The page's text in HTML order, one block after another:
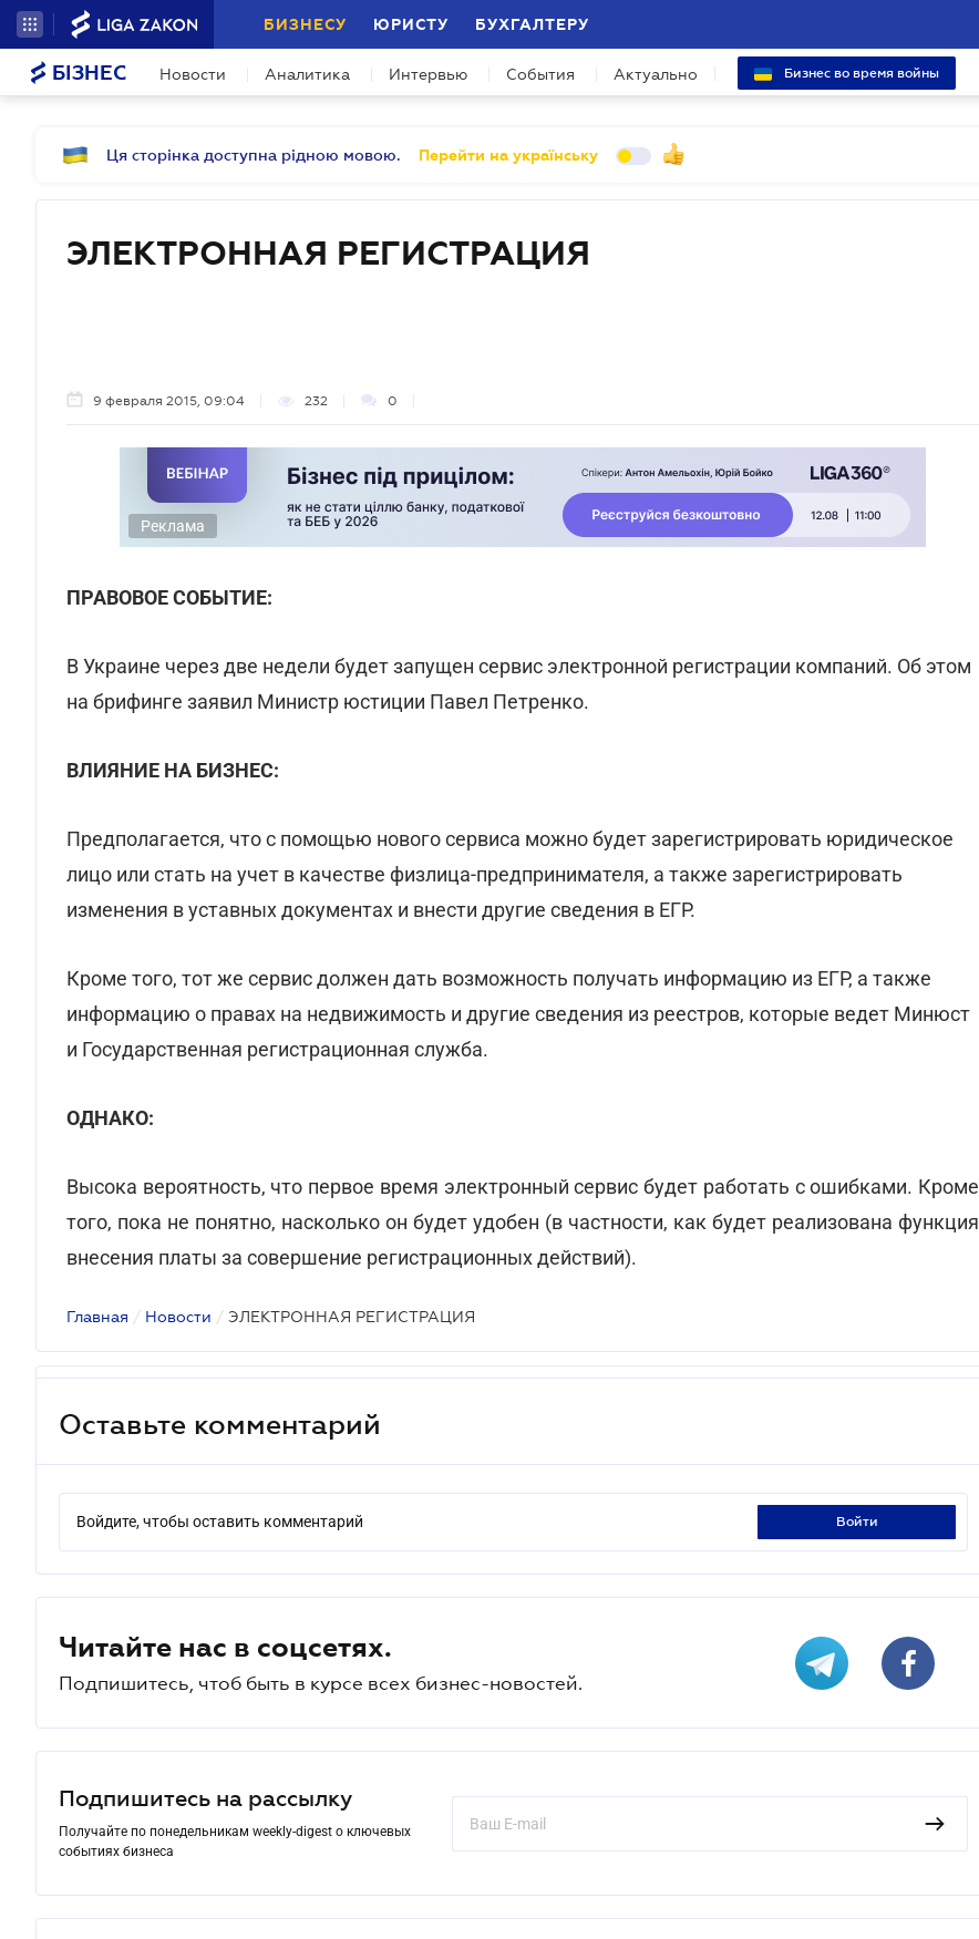
БИЗНЕСУ ЮРИСТУ БУХГАЛТЕРУ
БІЗНЕС Новости Аналитика Интервью События Актуально Бизнес во время войны
Ця сторінка доступна рідною мовою. Перейти на українську
ЭЛЕКТРОННАЯ РЕГИСТРАЦИЯ
9 февраля 2015, 09:04 232 0
Реклама
ПРАВОВОЕ СОБЫТИЕ:
В Украине через две недели будет запущен сервис электронной регистрации компаний. Об этом
на брифинге заявил Министр юстиции Павел Петренко.
ВЛИЯНИЕ НА БИЗНЕС:
Предполагается, что с помощью нового сервиса можно будет зарегистрировать юридическое
лицо или стать на учет в качестве физлица-предпринимателя, а также зарегистрировать
изменения в уставных документах и внести другие сведения в ЕГР.
Кроме того, тот же сервис должен дать возможность получать информацию из ЕГР, а также
информацию о правах на недвижимость и другие сведения из реестров, которые ведет Минюст
и Государственная регистрационная служба.
ОДНАКО:
Высока вероятность, что первое время электронный сервис будет работать с ошибками. Кроме
того, пока не понятно, насколько он будет удобен (в частности, как будет реализована функция
внесения платы за совершение регистрационных действий).
Главная / Новости / ЭЛЕКТРОННАЯ РЕГИСТРАЦИЯ
Оставьте комментарий
Войдите, чтобы оставить комментарий войти
Читайте нас в соцсетях.
Подпишитесь, чтоб быть в курсе всех бизнес-новостей.
Подпишитесь на рассылку
Получайте по понедельникам weekly-digest о ключевых
событиях бизнеса